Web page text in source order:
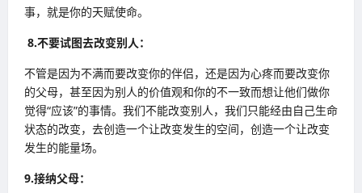
事，就是你的天赋使命。
8.不要试图去改变别人：
不管是因为不满而要改变你的伴侣，还是因为心疼而要改变你
的父母，甚至因为别人的价值观和你的不一致而想让他们做你
觉得“应该”的事情。我们不能改变别人，我们只能经由自己生命
状态的改变，去创造一个让改变发生的空间，创造一个让改变
发生的能量场。
9.接纳父母：